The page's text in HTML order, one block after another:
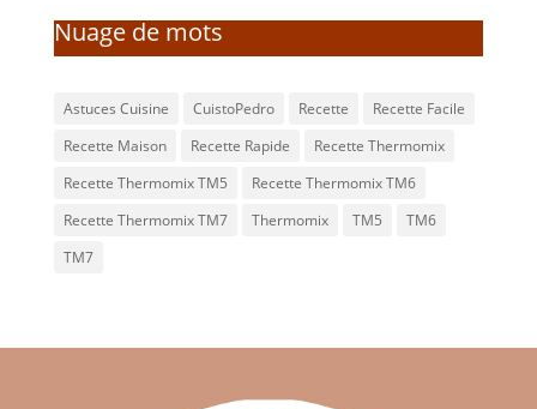
Nuage de mots
Astuces Cuisine CuistoPedro Recette
Recette Facile
Recette Maison
Recette Rapide
Recette Thermomix
Recette Thermomix TM5
Recette Thermomix TM6
Recette Thermomix TM7
Thermomix TM5
TM6
TM7